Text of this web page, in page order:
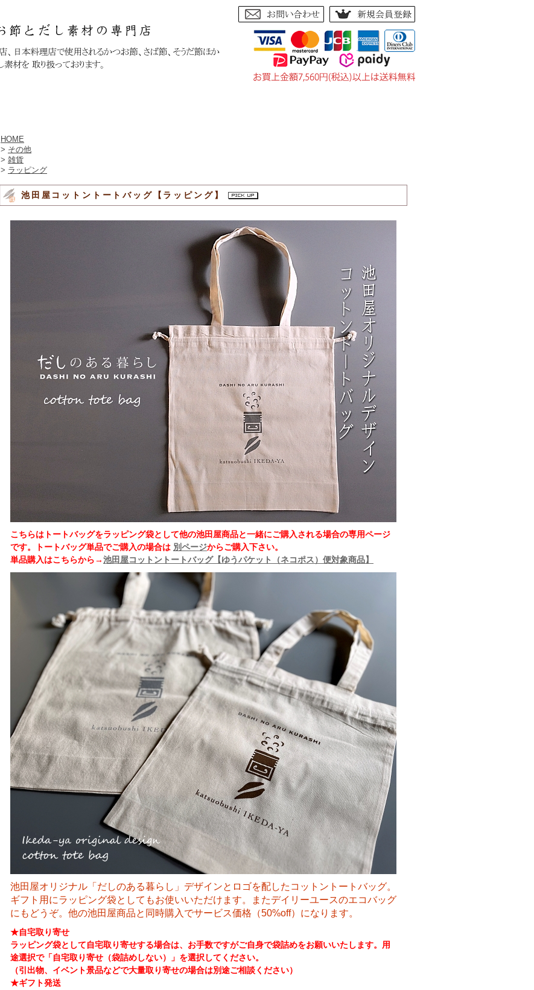
HOME
> その他
> 雑貨
> ラッピング
池田屋コットントートバッグ【ラッピング】
こちらはトートバッグをラッピング袋として他の池田屋商品と一緒にご購入される場合の専用ページ
です。トートバッグ単品でご購入の場合は 別ページからご購入下さい。
単品購入はこちらから→池田屋コットントートバッグ【ゆうパケット（ネコポス）便対象商品】
池田屋オリジナル「だしのある暮らし」デザインとロゴを配したコットントートバッグ。
ギフト用にラッピング袋としてもお使いいただけます。またデイリーユースのエコバッグ
にもどうぞ。他の池田屋商品と同時購入でサービス価格（50%off）になります。
★自宅取り寄せ
ラッピング袋として自宅取り寄せする場合は、お手数ですがご自身で袋詰めをお願いいたします。用
途選択で「自宅取り寄せ（袋詰めしない）」を選択してください。
（引出物、イベント景品などで大量取り寄せの場合は別途ご相談ください）
★ギフト発送